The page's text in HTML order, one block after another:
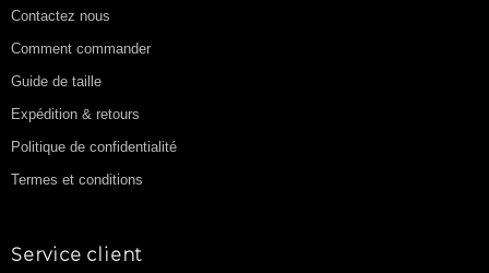
Contactez nous
Comment commander
Guide de taille
Expédition & retours
Politique de confidentialité
Termes et conditions
Service client